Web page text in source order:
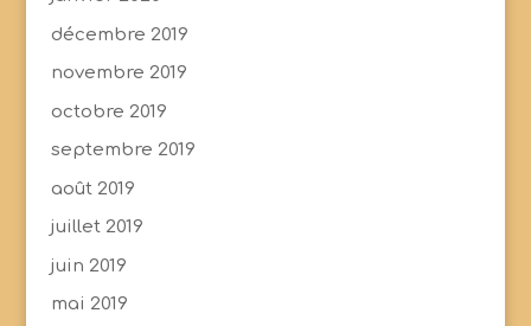
décembre 2019
novembre 2019
octobre 2019
septembre 2019
août 2019
juillet 2019
juin 2019
mai 2019